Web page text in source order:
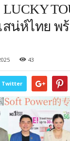
สน่ห์ไทย พ
43
Twitter